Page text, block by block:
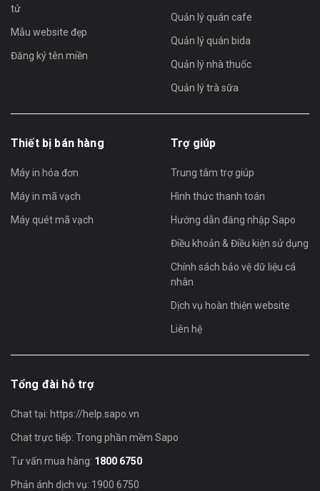
tử
Mẫu website đẹp
Đăng ký tên miền
Quản lý quán cafe
Quản lý quán bida
Quản lý nhà thuốc
Quản lý trà sữa
Thiết bị bán hàng
Máy in hóa đơn
Máy in mã vạch
Máy quét mã vạch
Trợ giúp
Trung tâm trợ giúp
Hình thức thanh toán
Hướng dẫn đăng nhập Sapo
Điều khoản & Điều kiện sử dụng
Chính sách bảo vệ dữ liệu cá
nhân
Dịch vụ hoàn thiện website
Liên hệ
Tổng đài hỗ trợ
Chat tại: https://help.sapo.vn
Chat trực tiếp: Trong phần mềm Sapo
Tư vấn mua hàng: 1800 6750
Phản ánh dịch vụ: 1900 6750